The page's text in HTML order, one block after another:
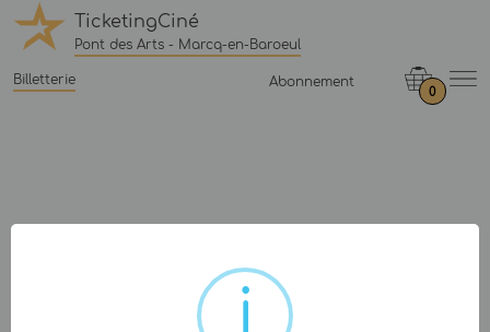
TicketingCiné
Pont des Arts - Marcq-en-Baroeul
Billetterie Abonnement
0